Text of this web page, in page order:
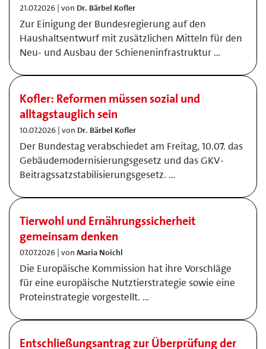
21.07.2026 | von Dr. Bärbel Kofler
Zur Einigung der Bundesregierung auf den
Haushaltsentwurf mit zusätzlichen Mitteln für den
Neu- und Ausbau der Schieneninfrastruktur …
Kofler: Reformen müssen sozial und
alltagstauglich sein
10.07.2026 | von Dr. Bärbel Kofler
Der Bundestag verabschiedet am Freitag, 10.07. das
Gebäudemodernisierungsgesetz und das GKV-
Beitragssatzstabilisierungsgesetz. …
Tierwohl und Ernährungssicherheit
gemeinsam denken
07.07.2026 | von Maria Noichl
Die Europäische Kommission hat ihre Vorschläge
für eine europäische Nutztierstrategie sowie eine
Proteinstrategie vorgestellt. …
Entschließungsantrag zur Überprüfung der